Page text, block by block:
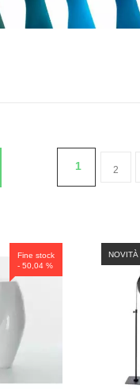
1 2
Fine stock
- 50,04 %
NOVITÀ